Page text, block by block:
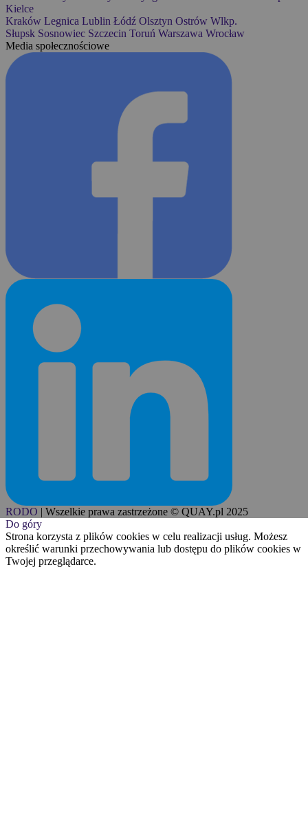
Kielce
Kraków Legnica Lublin Łódź Olsztyn Ostrów Wlkp.
Słupsk Sosnowiec Szczecin Toruń Warszawa Wrocław
Media społecznościowe
RODO | Wszelkie prawa zastrzeżone © QUAY.pl 2025
Do góry
Strona korzysta z plików cookies w celu realizacji usług. Możesz
określić warunki przechowywania lub dostępu do plików cookies w
Twojej przeglądarce.